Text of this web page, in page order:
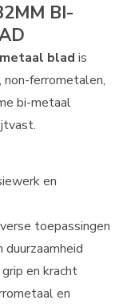
BI-
blad is
non-ferrometalen,
bi-metaal
en
toepassingen
en kracht
en